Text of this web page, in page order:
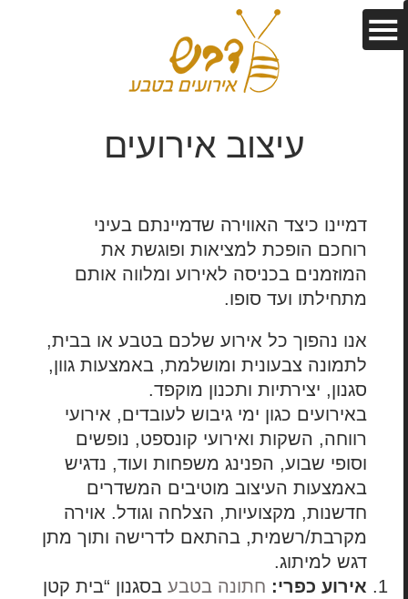
עיצוב אירועים
דמיינו כיצד האווירה שדמיינתם בעיני
רוחכם הופכת למציאות ופוגשת את
המוזמנים בכניסה לאירוע ומלווה אותם
מתחילתו ועד סופו.
אנו נהפוך כל אירוע שלכם בטבע או בבית,
לתמונה צבעונית ומושלמת, באמצעות גוון,
סגנון, יצירתיות ותכנון מוקפד.
באירועים כגון ימי גיבוש לעובדים, אירועי
רווחה, השקות ואירועי קונספט, נופשים
וסופי שבוע, הפנינג משפחות ועוד, נדגיש
באמצעות העיצוב מוטיבים המשדרים
חדשנות, מקצועיות, הצלחה וגודל. אוירה
מקרבת/רשמית, בהתאם לדרישה ותוך מתן
דגש למיתוג.
אירוע כפרי:
חתונה בטבעבסגנון “בית קטן